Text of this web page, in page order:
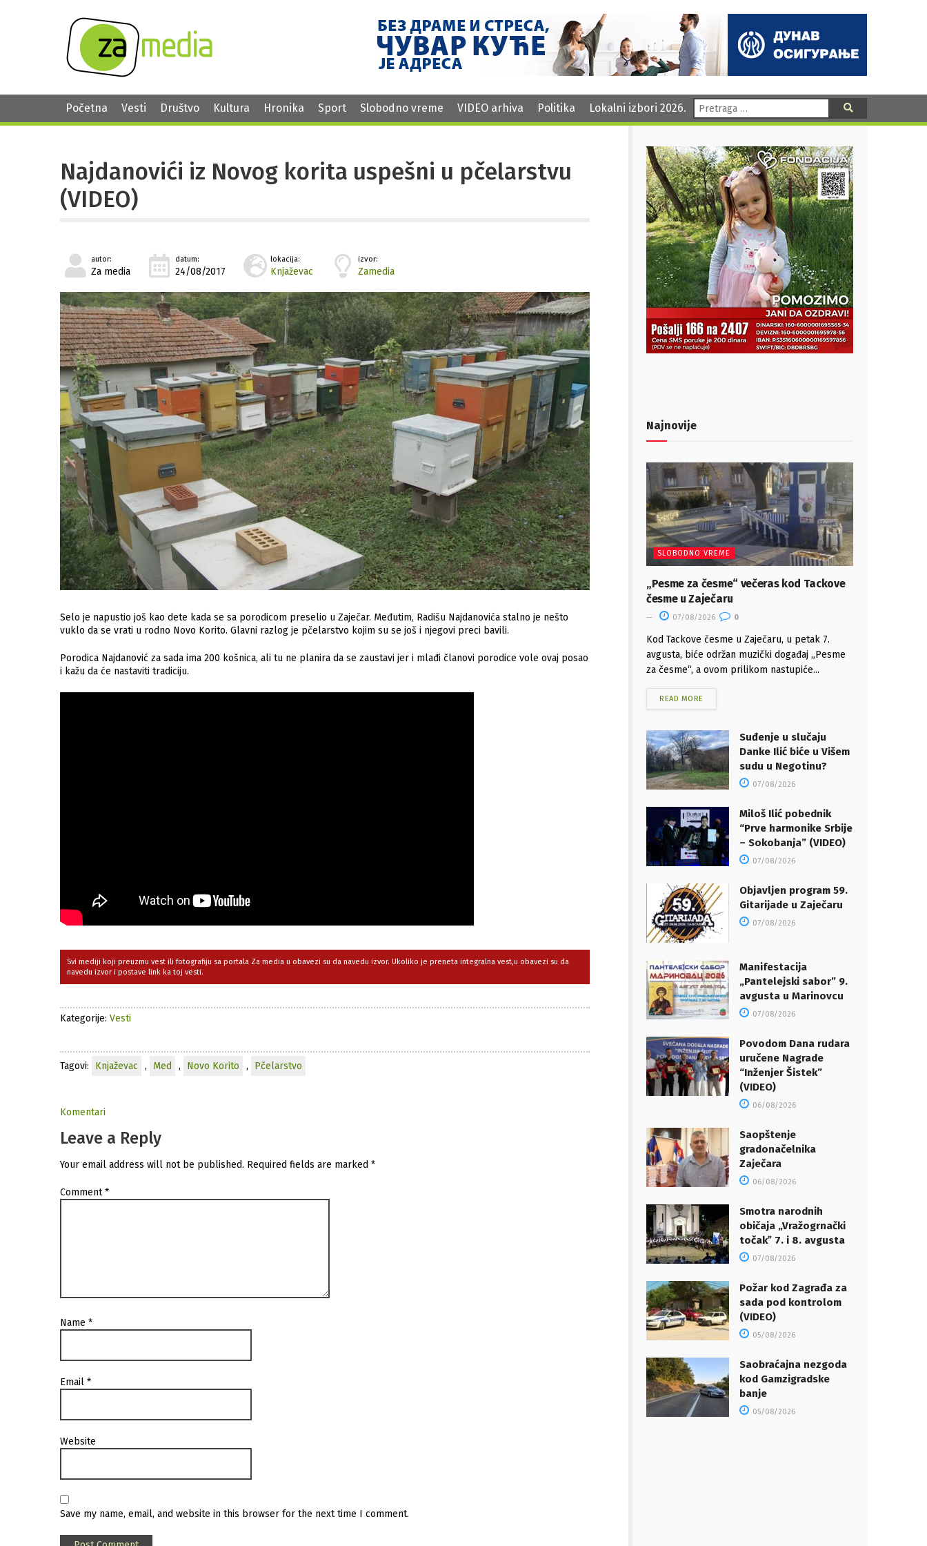
Početna Vesti Društvo Kultura Hronika Sport Slobodno vreme VIDEO arhiva Politika Lokalni izbori 2026. Pretraga:
Najdanovići iz Novog korita uspešni u pčelarstvu
(VIDEO)
autor:
Za media
datum:
24/08/2017
lokacija:
Knjaževac
izvor:
Zamedia
Selo je napustio još kao dete kada se sa porodicom preselio u Zaječar. Međutim, Radišu Najdanovića stalno je nešto
vuklo da se vrati u rodno Novo Korito. Glavni razlog je pčelarstvo kojim su se još i njegovi preci bavili.
Porodica Najdanović za sada ima 200 košnica, ali tu ne planira da se zaustavi jer i mlađi članovi porodice vole ovaj posao
i kažu da će nastaviti tradiciju.
Svi mediji koji preuzmu vest ili fotografiju sa portala Za media u obavezi su da navedu izvor. Ukoliko je preneta integralna vest,u obavezi su da
navedu izvor i postave link ka toj vesti.
Kategorije: Vesti
Tagovi: Knjaževac , Med , Novo Korito , Pčelarstvo
Komentari
Leave a Reply
Your email address will not be published. Required fields are marked *
Comment*
Name *
Email *
Website
Save my name, email, and website in this browser for the next time I comment.
Najnovije
SLOBODNO VREME
„Pesme za česme“ večeras kod Tackove
česme u Zaječaru
07/08/2026 0
Kod Tackove česme u Zaječaru, u petak 7.
avgusta, biće održan muzički događaj „Pesme
za česme“, a ovom prilikom nastupiće...
READ MORE
Suđenje u slučaju
Danke Ilić biće u Višem
sudu u Negotinu?
07/08/2026
Miloš Ilić pobednik
“Prve harmonike Srbije
– Sokobanja” (VIDEO)
07/08/2026
Objavljen program 59.
Gitarijade u Zaječaru
07/08/2026
Manifestacija
„Pantelejski sabor” 9.
avgusta u Marinovcu
07/08/2026
Povodom Dana rudara
uručene Nagrade
“Inženjer Šistek”
(VIDEO)
06/08/2026
Saopštenje
gradonačelnika
Zaječara
06/08/2026
Smotra narodnih
običaja „Vražogrnački
točakˮ 7. i 8. avgusta
07/08/2026
Požar kod Zagrađa za
sada pod kontrolom
(VIDEO)
05/08/2026
Saobraćajna nezgoda
kod Gamzigradske
banje
05/08/2026